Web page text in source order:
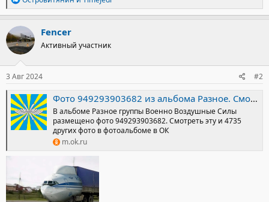
е
а
к
ц
и
и
:
Fencer
Активный участник
3 Авг 2024 #2
Фото 949293903682 из альбома Разное. Смотрите в группе Военно Воздушные Силы в ОК
В альбоме Разное группы Военно Воздушные Силы
размещено фото 949293903682. Смотреть эту и 4735
других фото в фотоальбоме в ОК
m.ok.ru